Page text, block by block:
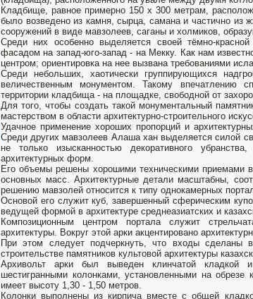
Кладбище, равное примерно 150 x 300 метрам,
было возведено из камня, сырца, самана и частично из
сооружений в виде мавзолеев, саганы и холмиков,
Среди них особенно выделяется своей тёмно-
фасадом на запад-юго-запад - на Мекку. Как нам
центром; ориентировка на нее вызвана требованиями
Среди небольших, хаотически группирующихся
величественным монументом. Такому впечатлению
территории кладбища - на площадке, свободной от
Для того, чтобы создать такой монументальный
мастерством в области архитектурно-строительного
Удачное применение хороших пропорций и
Среди других мавзолеев Алаша хан выделяется силой
не только изысканностью декоративного
архитектурных форм.
Его объемы решены хорошими техническими приемами
основных масс. Архитектурные детали масштабны,
решению мавзолей относится к типу однокамерных
Основой его служит куб, завершенный сферическим
ведущей формой в архитектуре среднеазиатских и
Композиционным центром портала служит
архитектуры. Вокруг этой арки акцентировано
При этом следует подчеркнуть, что входы сделаны
строительстве памятников культовой архитектуры
Архивольт арки был выведен клинчатой кладкой
шестигранными колонками, установленными на
имеет высоту 1,30 - 1,50 метров.
Колонки выполнены из кирпича вместе с общей